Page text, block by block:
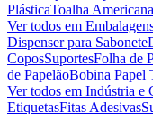
PlásticaToalha Americana
Ver todos em
Dispenser para Sabonete
CoposSuportesFolha de
de PapelãoBobina Papel
Ver todos em Indústria e
EtiquetasFitas Adesivas